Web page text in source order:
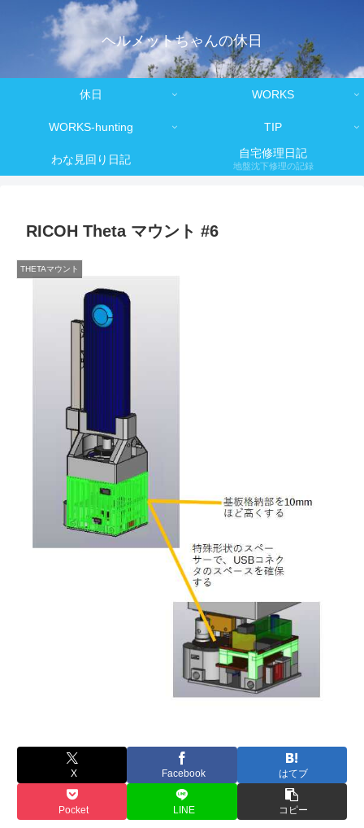
ヘルメットちゃんの休日
休日 WORKS
WORKS-hunting TIP
わな見回り日記 自宅修理日記
地盤沈下修理の記録
RICOH Theta マウント #6
THETAマウント
X Facebook はてブ
Pocket LINE コピー